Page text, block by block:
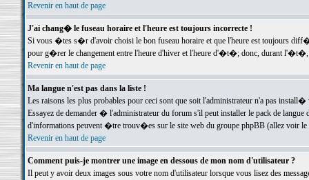
Revenir en haut de page
J'ai chang� le fuseau horaire et l'heure est toujours incorrecte !
Si vous �tes s�r d'avoir choisi le bon fuseau horaire et que l'heure est toujours
pour g�rer le changement entre l'heure d'hiver et l'heure d'�t�; donc, durant
Revenir en haut de page
Ma langue n'est pas dans la liste !
Les raisons les plus probables pour ceci sont que soit l'administrateur n'a pas
Essayez de demander � l'administrateur du forum s'il peut installer le pack de
d'informations peuvent �tre trouv�es sur le site web du groupe phpBB (allez voir le
Revenir en haut de page
Comment puis-je montrer une image en dessous de mon nom d'utilisateur ?
Il peut y avoir deux images sous votre nom d'utilisateur lorsque vous lisez des